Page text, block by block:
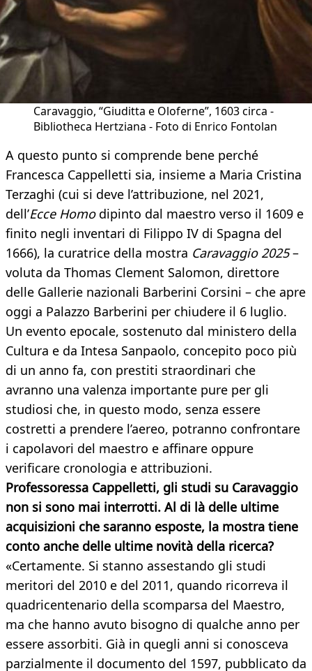
Caravaggio, “Giuditta e Oloferne”, 1603 circa -
Bibliotheca Hertziana - Foto di Enrico Fontolan
A questo punto si comprende bene perché
Francesca Cappelletti sia, insieme a Maria Cristina
Terzaghi (cui si deve l’attribuzione, nel 2021,
dell’Ecce Homo dipinto dal maestro verso il 1609 e
finito negli inventari di Filippo IV di Spagna del
1666), la curatrice della mostra Caravaggio 2025–
voluta da Thomas Clement Salomon, direttore
delle Gallerie nazionali Barberini Corsini – che apre
oggi a Palazzo Barberini per chiudere il 6 luglio.
Un evento epocale, sostenuto dal ministero della
Cultura e da Intesa Sanpaolo, concepito poco più
di un anno fa, con prestiti straordinari che
avranno una valenza importante pure per gli
studiosi che, in questo modo, senza essere
costretti a prendere l’aereo, potranno confrontare
i capolavori del maestro e affinare oppure
verificare cronologia e attribuzioni.
Professoressa Cappelletti, gli studi su Caravaggio
non si sono mai interrotti. Al di là delle ultime
acquisizioni che saranno esposte, la mostra tiene
conto anche delle ultime novità della ricerca?
«Certamente. Si stanno assestando gli studi
meritori del 2010 e del 2011, quando ricorreva il
quadricentenario della scomparsa del Maestro,
ma che hanno avuto bisogno di qualche anno per
essere assorbiti. Già in quegli anni si conosceva
parzialmente il documento del 1597, pubblicato da